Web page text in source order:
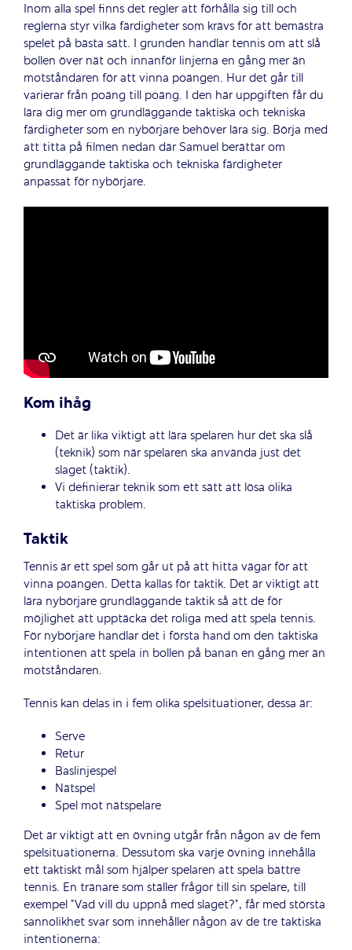
Inom alla spel finns det regler att förhålla sig till och
reglerna styr vilka färdigheter som krävs för att bemästra
spelet på bästa sätt. I grunden handlar tennis om att slå
bollen över nät och innanför linjerna en gång mer än
motståndaren för att vinna poängen. Hur det går till
varierar från poäng till poäng. I den här uppgiften får du
lära dig mer om grundläggande taktiska och tekniska
färdigheter som en nybörjare behöver lära sig. Börja med
att titta på filmen nedan där Samuel berättar om
grundläggande taktiska och tekniska färdigheter
anpassat för nybörjare.
Kom ihåg
Det är lika viktigt att lära spelaren hur det ska slå
(teknik) som när spelaren ska använda just det
slaget (taktik).
Vi definierar teknik som ett sätt att lösa olika
taktiska problem.
Taktik
Tennis är ett spel som går ut på att hitta vägar för att
vinna poängen. Detta kallas för taktik. Det är viktigt att
lära nybörjare grundläggande taktik så att de för
möjlighet att upptäcka det roliga med att spela tennis.
För nybörjare handlar det i första hand om den taktiska
intentionen att spela in bollen på banan en gång mer än
motståndaren.
Tennis kan delas in i fem olika spelsituationer, dessa är:
Serve
Retur
Baslinjespel
Nätspel
Spel mot nätspelare
Det är viktigt att en övning utgår från någon av de fem
spelsituationerna. Dessutom ska varje övning innehålla
ett taktiskt mål som hjälper spelaren att spela bättre
tennis. En tränare som ställer frågor till sin spelare, till
exempel ”Vad vill du uppnå med slaget?”, får med största
sannolikhet svar som innehåller någon av de tre taktiska
intentionerna: